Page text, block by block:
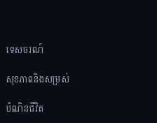
ទេសចរណ៍
សុខភាពនិងសម្រស់
បំណិនជីវិត